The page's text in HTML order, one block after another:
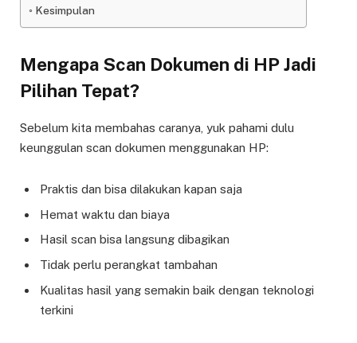
Kesimpulan
Mengapa Scan Dokumen di HP Jadi
Pilihan Tepat?
Sebelum kita membahas caranya, yuk pahami dulu
keunggulan scan dokumen menggunakan HP:
Praktis dan bisa dilakukan kapan saja
Hemat waktu dan biaya
Hasil scan bisa langsung dibagikan
Tidak perlu perangkat tambahan
Kualitas hasil yang semakin baik dengan teknologi
terkini